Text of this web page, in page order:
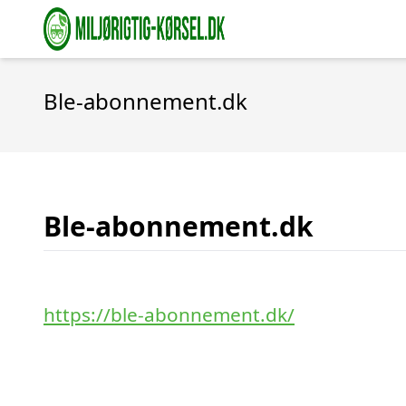
Ble-abonnement.dk
Ble-abonnement.dk
https://ble-abonnement.dk/